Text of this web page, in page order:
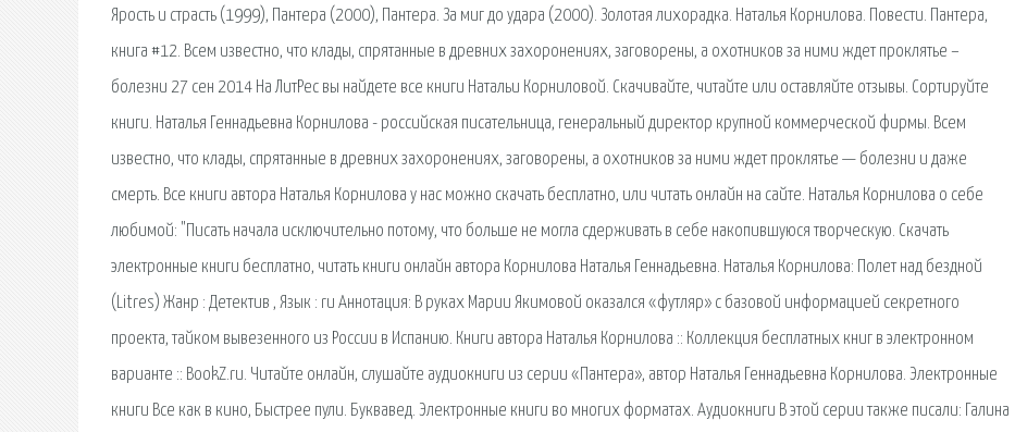
Ярость и страсть (1999), Пантера (2000), Пантера. За миг до удара (2000). Золотая лихорадка. Наталья Корнилова. Повести. Пантера,
книга #12. Всем известно, что клады, спрятанные в древних захоронениях, заговорены, а охотников за ними ждет проклятье –
болезни 27 сен 2014 На ЛитРес вы найдете все книги Натальи Корниловой. Скачивайте, читайте или оставляйте отзывы. Сортируйте
книги. Наталья Геннадьевна Корнилова - российская писательница, генеральный директор крупной коммерческой фирмы. Всем
известно, что клады, спрятанные в древних захоронениях, заговорены, а охотников за ними ждет проклятье — болезни и даже
смерть. Все книги автора Наталья Корнилова у нас можно скачать бесплатно, или читать онлайн на сайте. Наталья Корнилова о себе
любимой: "Писать начала исключительно потому, что больше не могла сдерживать в себе накопившуюся творческую. Скачать
электронные книги бесплатно, читать книги онлайн автора Корнилова Наталья Геннадьевна. Наталья Корнилова: Полет над бездной
(Litres) Жанр : Детектив , Язык : ru Аннотация: В руках Марии Якимовой оказался «футляр» с базовой информацией секретного
проекта, тайком вывезенного из России в Испанию. Книги автора Наталья Корнилова :: Коллекция бесплатных книг в электронном
варианте :: BookZ.ru. Читайте онлайн, слушайте аудиокниги из серии «Пантера», автор Наталья Геннадьевна Корнилова. Электронные
книги Все как в кино, Быстрее пули. Буквавед. Электронные книги во многих форматах. Аудиокниги В этой серии также писали: Галина